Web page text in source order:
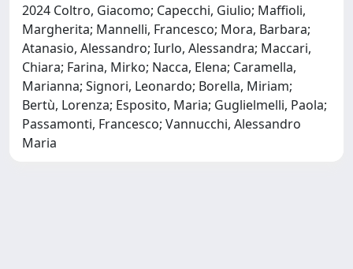
2024 Coltro, Giacomo; Capecchi, Giulio; Maffioli,
Margherita; Mannelli, Francesco; Mora, Barbara;
Atanasio, Alessandro; Iurlo, Alessandra; Maccari,
Chiara; Farina, Mirko; Nacca, Elena; Caramella,
Marianna; Signori, Leonardo; Borella, Miriam;
Bertù, Lorenza; Esposito, Maria; Guglielmelli, Paola;
Passamonti, Francesco; Vannucchi, Alessandro
Maria